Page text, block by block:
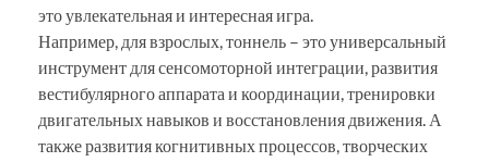
это увлекательная и интересная игра.
Например, для взрослых, тоннель – это универсальный
инструмент для сенсомоторной интеграции, развития
вестибулярного аппарата и координации, тренировки
двигательных навыков и восстановления движения. А
также развития когнитивных процессов, творческих